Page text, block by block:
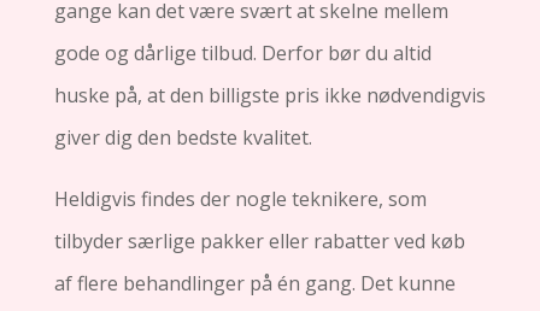
gange kan det være svært at skelne mellem
gode og dårlige tilbud. Derfor bør du altid
huske på, at den billigste pris ikke nødvendigvis
giver dig den bedste kvalitet.
Heldigvis findes der nogle teknikere, som
tilbyder særlige pakker eller rabatter ved køb
af flere behandlinger på én gang. Det kunne